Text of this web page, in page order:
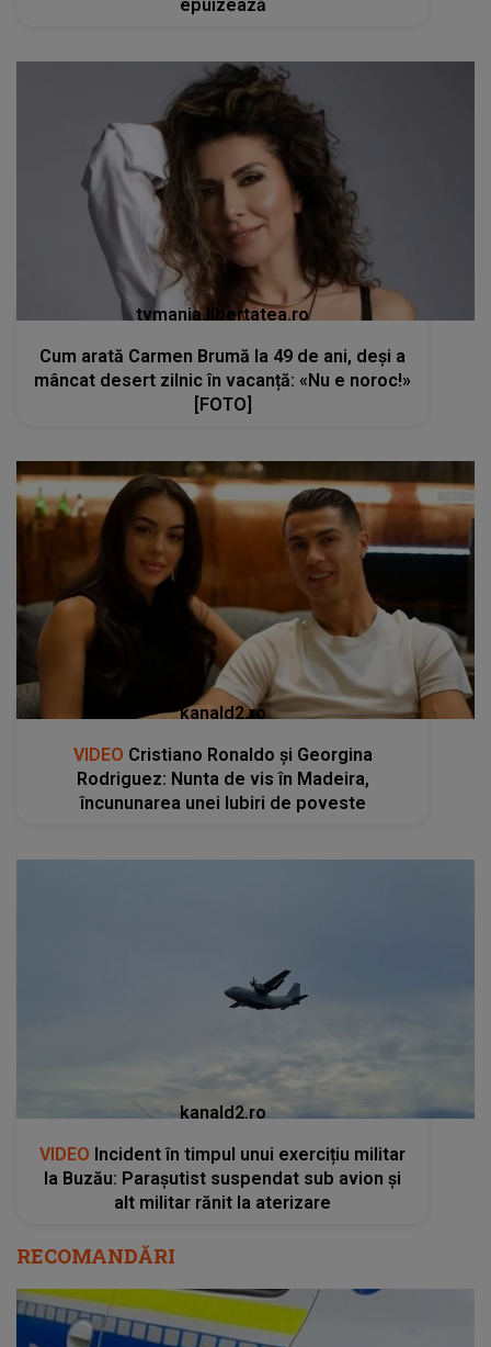
epuizează
tvmania.libertatea.ro
Cum arată Carmen Brumă la 49 de ani, deși a
mâncat desert zilnic în vacanță: «Nu e noroc!»
[FOTO]
kanald2.ro
VIDEO Cristiano Ronaldo și Georgina
Rodriguez: Nunta de vis în Madeira,
încununarea unei Iubiri de poveste
kanald2.ro
VIDEO Incident în timpul unui exercițiu militar
la Buzău: Parașutist suspendat sub avion și
alt militar rănit la aterizare
RECOMANDĂRI